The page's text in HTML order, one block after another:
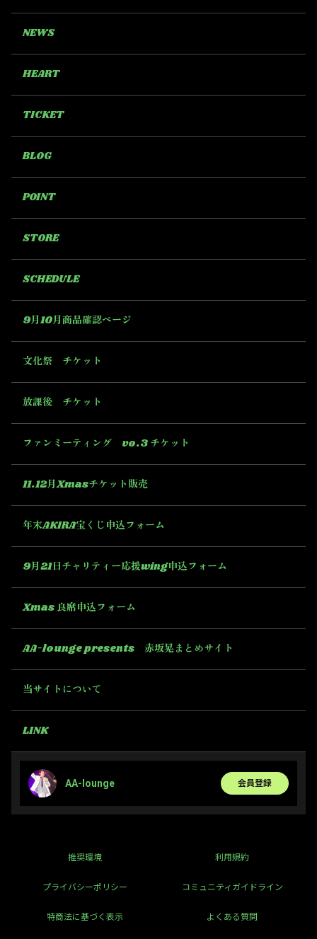
NEWS
HEART
TICKET
BLOG
POINT
STORE
SCHEDULE
9月10月商品確認ページ
文化祭 チケット
放課後 チケット
ファンミーティング vo.3 チケット
11.12月Xmasチケット販売
年末AKIRA宝くじ申込フォーム
9月21日チャリティー応援wing申込フォーム
Xmas 良席申込フォーム
AA-lounge presents 赤坂晃まとめサイト
当サイトについて
LINK
AA-lounge 会員登録
推奨環境 利用規約
プライバシーポリシー コミュニティガイドライン
特商法に基づく表示 よくある質問